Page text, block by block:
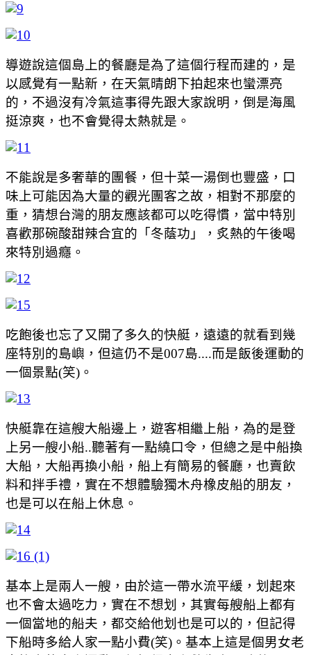
導遊說這個島上的餐廳是為了這個行程而建的，是
以感覺有一點新，在天氣晴朗下拍起來也蠻漂亮
的，不過沒有冷氣這事得先跟大家說明，倒是海風
挺涼爽，也不會覺得太熱就是。
不能說是多奢華的團餐，但十菜一湯倒也豐盛，口
味上可能因為大量的觀光團客之故，相對不那麼的
重，猜想台灣的朋友應該都可以吃得慣，當中特別
喜歡那碗酸甜辣合宜的「冬蔭功」，炙熱的午後喝
來特別過癮。
吃飽後也忘了又開了多久的快艇，遠遠的就看到幾
座特別的島嶼，但這仍不是007島....而是飯後運動的
一個景點(笑)。
快艇靠在這艘大船邊上，遊客相繼上船，為的是登
上另一艘小船..聽著有一點繞口令，但總之是中船換
大船，大船再換小船，船上有簡易的餐廳，也賣飲
料和拌手禮，實在不想體驗獨木舟橡皮船的朋友，
也是可以在船上休息。
基本上是兩人一艘，由於這一帶水流平緩，划起來
也不會太過吃力，實在不想划，其實每艘船上都有
一個當地的船夫，都交給他划也是可以的，但記得
下船時多給人家一點小費(笑)。基本上這是個男女老